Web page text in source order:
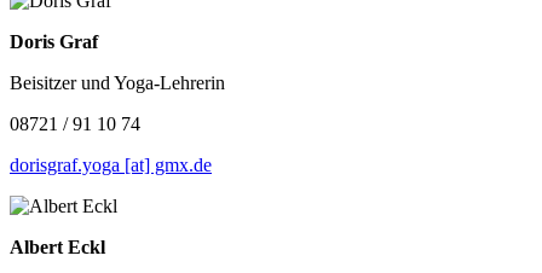
Doris Graf
Beisitzer und Yoga-Lehrerin
08721 / 91 10 74
dorisgraf.yoga [at] gmx.de
Albert Eckl